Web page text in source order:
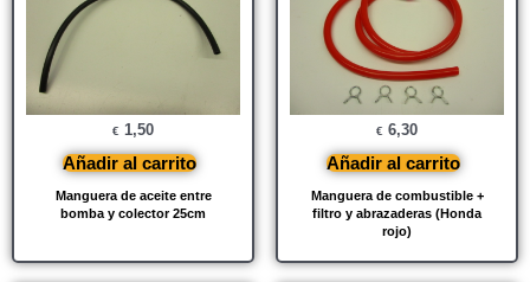
Manguera de aceite entre
bomba y colector 25cm
€ 1,50
Añadir al carrito
Manguera de combustible +
filtro y abrazaderas (Honda
rojo)
€ 6,30
Añadir al carrito